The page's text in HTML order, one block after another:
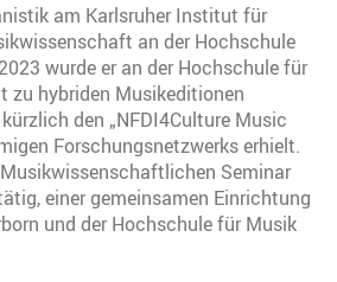
am Karlsruher Institut für
an der Hochschule
wurde er an der Hochschule für
zu hybriden Musikeditionen
den „NFDI4Culture Music
Forschungsnetzwerks erhielt.
Seminar
einer gemeinsamen Einrichtung
und der Hochschule für Musik